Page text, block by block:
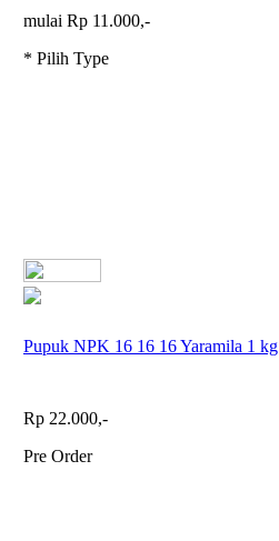
mulai Rp 11.000,-
* Pilih Type
Pupuk NPK 16 16 16 Yaramila 1 kg
Rp 22.000,-
Pre Order